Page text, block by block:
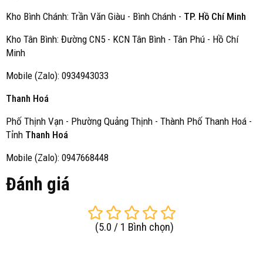
Kho Bình Chánh: Trần Văn Giàu - Bình Chánh - TP. Hồ Chí Minh
Kho Tân Bình: Đường CN5 - KCN Tân Bình - Tân Phú - Hồ Chí
Minh
Mobile (Zalo): 0934943033
Thanh Hoá
Phố Thịnh Vạn - Phường Quảng Thịnh - Thành Phố Thanh Hoá -
Tỉnh Thanh Hoá
Mobile (Zalo): 0947668448
Đánh giá
(5.0 / 1 Bình chọn)